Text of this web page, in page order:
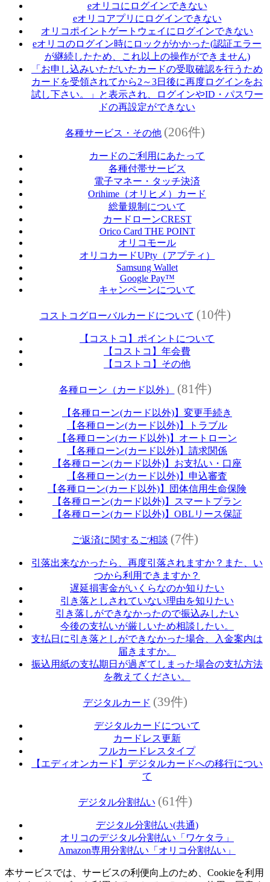
eオリコにログインできない
eオリコアプリにログインできない
オリコポイントゲートウェイにログインできない
eオリコのログイン時にロックがかかった(認証エラー
が継続したため、これ以上の操作ができません)
「お申し込みいただいたカードの受取確認を行うため
カードを受領されてから2～3日後に再度ログインをお
試し下さい。」と表示され、ログインやID・パスワー
ドの再設定ができない
各種サービス・その他 (206件)
カードのご利用にあたって
各種付帯サービス
電子マネー・タッチ決済
Orihime（オリヒメ）カード
総量規制について
カードローンCREST
Orico Card THE POINT
オリコモール
オリコカードUPty（アプティ）
Samsung Wallet
Google Pay™
キャンペーンについて
コストコグローバルカードについて (10件)
【コストコ】ポイントについて
【コストコ】年会費
【コストコ】その他
各種ローン（カード以外） (81件)
【各種ローン(カード以外)】変更手続き
【各種ローン(カード以外)】トラブル
【各種ローン(カード以外)】オートローン
【各種ローン(カード以外)】請求関係
【各種ローン(カード以外)】お支払い・口座
【各種ローン(カード以外)】申込審査
【各種ローン(カード以外)】団体信用生命保険
【各種ローン(カード以外)】スマートプラン
【各種ローン(カード以外)】OBLリース保証
ご返済に関するご相談 (7件)
引落出来なかったら、再度引落されますか？また、い
つから利用できますか？
遅延損害金がいくらなのか知りたい
引き落としされていない理由を知りたい
引き落しができなかったので振込みしたい
今後の支払いが厳しいため相談したい。
支払日に引き落としができなかった場合、入金案内は
届きますか。
振込用紙の支払期日が過ぎてしまった場合の支払方法
を教えてください。
デジタルカード (39件)
デジタルカードについて
カードレス更新
フルカードレスタイプ
【エディオンカード】デジタルカードへの移行につい
て
デジタル分割払い (61件)
デジタル分割払い(共通)
オリコのデジタル分割払い「ワケタラ」
Amazon専用分割払い「オリコ分割払い」
本サービスでは、サービスの利便向上のため、Cookieを利用